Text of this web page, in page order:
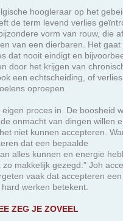
hoogleraar op het
de term levend verlies
vorm van rouw, die
van een dierbaren. Het
dat nooit eindigt en
door het krijgen van
een echtscheiding, of verlies
oproepen.
proces in. De boosheid
onmacht van dingen willen
niet kunnen accepteren.
dat een
alles kunnen en energie
makkelijk gezegd:” Joh
vaak dat
werken betekent.
ZEG JE ZOVEEL